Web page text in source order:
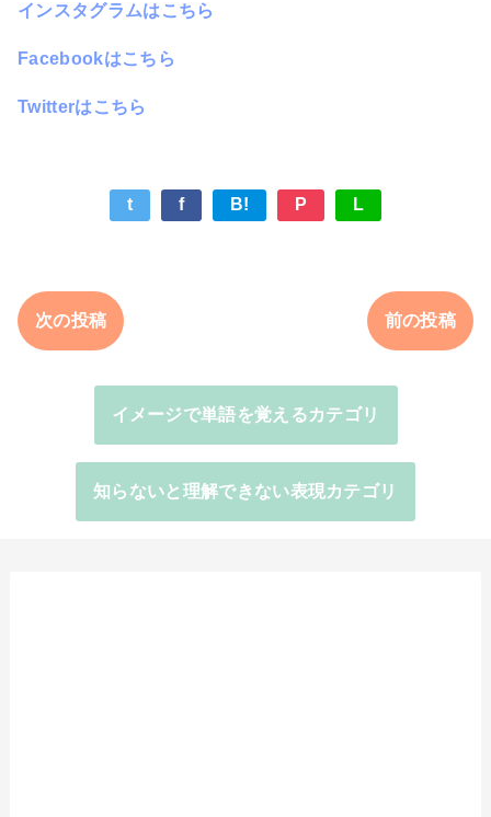
インスタグラムはこちら
Facebookはこちら
Twitterはこちら
t f B! P L
次の投稿 前の投稿
イメージで単語を覚えるカテゴリ
知らないと理解できない表現カテゴリ